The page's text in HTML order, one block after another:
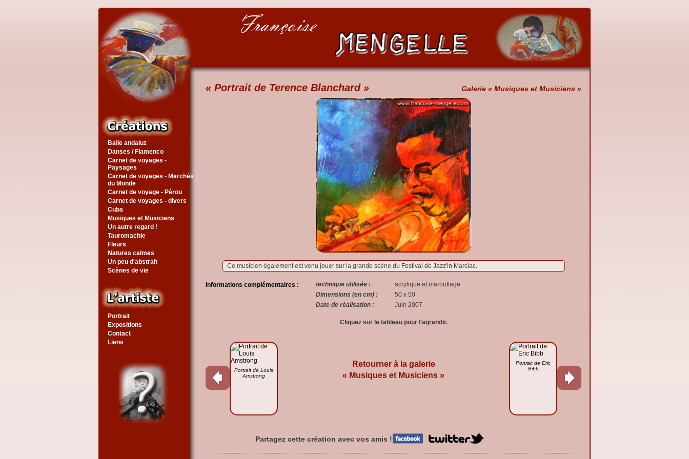
Baile andaluz
Danses / Flamenco
Carnet de voyages -
Paysages
Carnet de voyages - Marchés
du Monde
Carnet de voyage - Pérou
Carnet de voyages - divers
Cuba
Musiques et Musiciens
Un autre regard !
Tauromachie
Fleurs
Natures calmes
Un peu d'abstrait
Scènes de vie
Portrait
Expositions
Contact
Liens
Galerie « Musiques et Musiciens »
« Portrait de Terence Blanchard »
Ce musicien également est venu jouer sur la grande scène du Festival de Jazz'in Marciac.
Informations complémentaires : technique utilisée :
acrylique et marouflage
Dimensions (en cm) :
50 x 50
Date de réalisation :
Juin 2007
Cliquez sur le tableau pour l'agrandir.
Portrait de Louis
Amstrong
Portrait de Eric
Bibb
Retourner à la galerie
« Musiques et Musiciens »
Partagez cette création avec vos amis !